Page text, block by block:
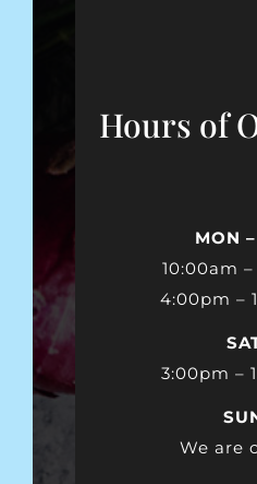
Hours of
MON
10:00am
4:00pm –
3:00pm –
We are